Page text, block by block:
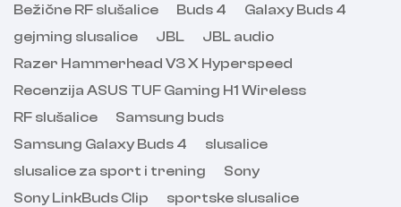
Bežične RF slušalice
Buds 4
Galaxy Buds 4
gejming slusalice
JBL
JBL audio
Razer Hammerhead V3 X Hyperspeed
Recenzija ASUS TUF Gaming H1 Wireless
RF slušalice
Samsung buds
Samsung Galaxy Buds 4
slusalice
slusalice za sport i trening
Sony
Sony LinkBuds Clip
sportske slusalice